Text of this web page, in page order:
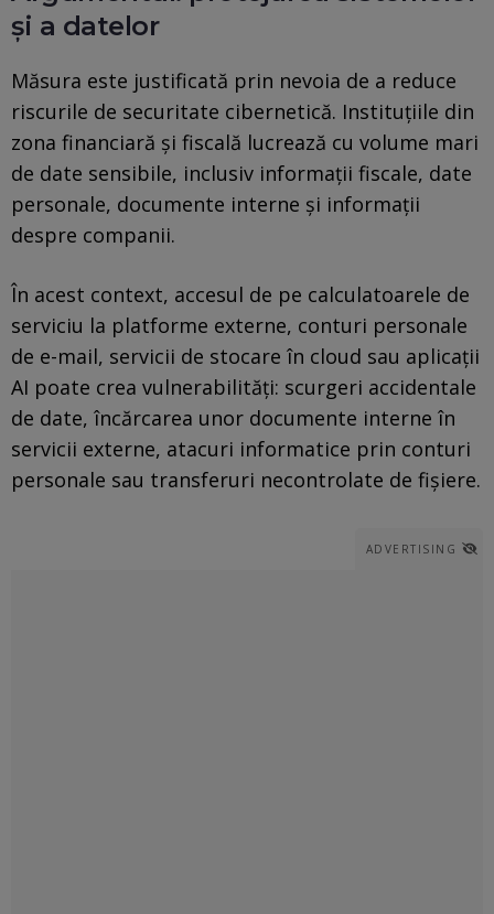
și a datelor
Măsura este justificată prin nevoia de a reduce
riscurile de securitate cibernetică. Instituțiile din
zona financiară și fiscală lucrează cu volume mari
de date sensibile, inclusiv informații fiscale, date
personale, documente interne și informații
despre companii.
În acest context, accesul de pe calculatoarele de
serviciu la platforme externe, conturi personale
de e-mail, servicii de stocare în cloud sau aplicații
AI poate crea vulnerabilități: scurgeri accidentale
de date, încărcarea unor documente interne în
servicii externe, atacuri informatice prin conturi
personale sau transferuri necontrolate de fișiere.
ADVERTISING